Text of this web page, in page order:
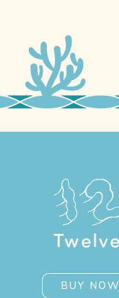
BUY NOW